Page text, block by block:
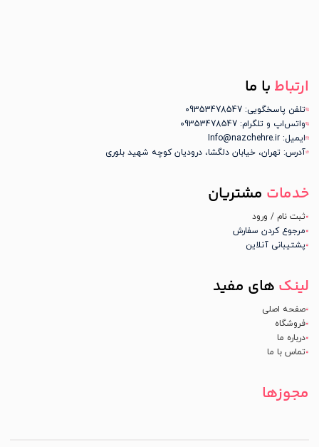
ارتباط با ما
تلفن پاسخگویی: 09353478547
واتس‌اپ و تلگرام: 09353478547
ایمیل: Info@nazchehre.ir
آدرس: تهران، خیابان دلگشا، درودیان کوچه شهید بلوری
خدمات مشتریان
ثبت نام / ورود
مرجوع کردن سفارش
پشتیبانی آنلاین
لینک های مفید
صفحه اصلی
فروشگاه
درباره ما
تماس با ما
مجوزها